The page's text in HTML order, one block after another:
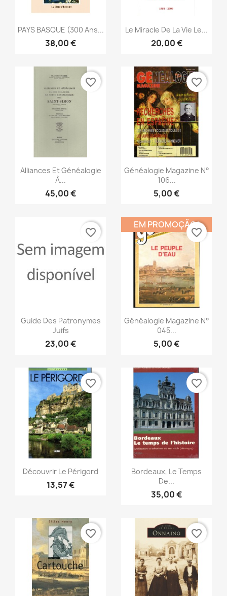
Vista rápida
PAYS BASQUE (300 Ans...
38,00 €
Vista rápida
Le Miracle De La Vie Le...
20,00 €
Vista rápida
Alliances Et Généalogie
À...
45,00 €
favorite_border
Vista rápida
Généalogie Magazine N°
106...
5,00 €
favorite_border
 Vista rápida
Guide Des Patronymes
Juifs
23,00 €
favorite_border
Vista rápida
Généalogie Magazine N°
045...
5,00 €
EM PROMOÇÃO!
favorite_border
Vista rápida
Découvrir Le Périgord
13,57 €
favorite_border
Vista rápida
Bordeaux, Le Temps
De...
35,00 €
favorite_border
favorite_border favorite_border